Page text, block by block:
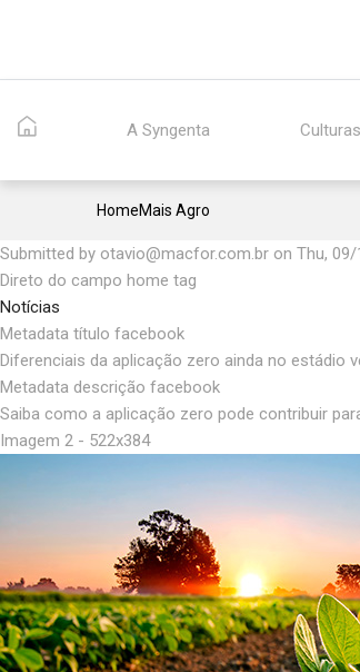
A Syngenta Culturas
Breadcrumb
HomeMais Agro
Submitted by otavio@macfor.com.br on Thu,
Direto do campo home tag
Notícias
Metadata título facebook
Diferenciais da aplicação zero ainda no estádio
Metadata descrição facebook
Saiba como a aplicação zero pode contribuir
Imagem 2 - 522x384